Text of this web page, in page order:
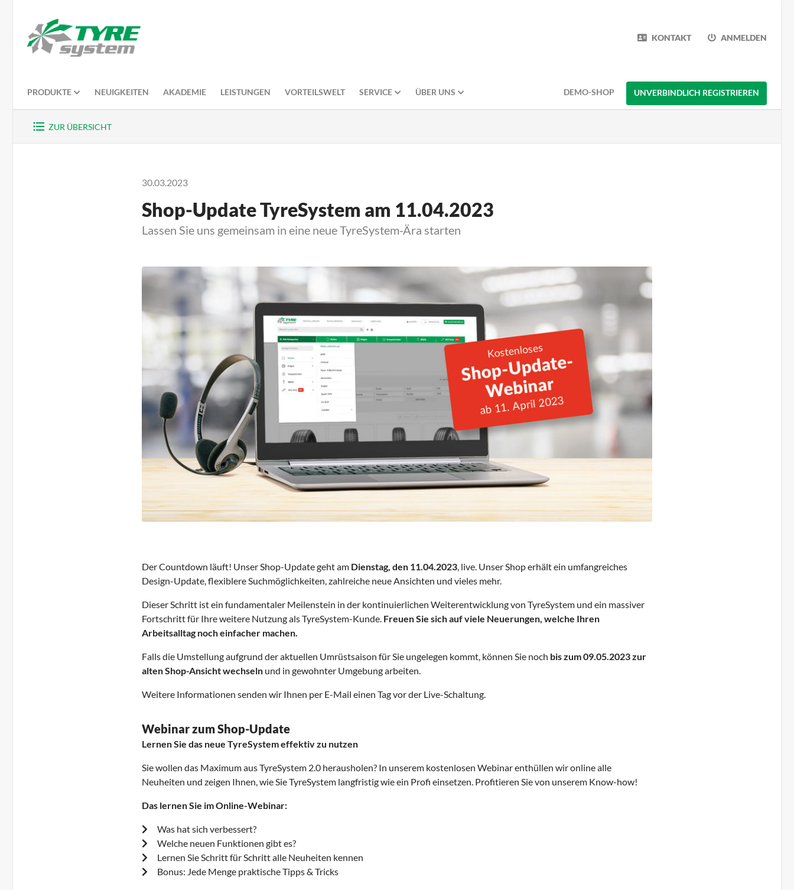
KONTAKT ANMELDEN
PRODUKTE NEUIGKEITEN AKADEMIE LEISTUNGEN VORTEILSWELT SERVICE ÜBER UNS DEMO-SHOP UNVERBINDLICH REGISTRIEREN
ZUR ÜBERSICHT
30.03.2023
Shop-Update TyreSystem am 11.04.2023
Lassen Sie uns gemeinsam in eine neue TyreSystem-Ära starten
Der Countdown läuft! Unser Shop-Update geht am Dienstag, den 11.04.2023, live. Unser Shop erhält ein umfangreiches
Design-Update, flexiblere Suchmöglichkeiten, zahlreiche neue Ansichten und vieles mehr.
Dieser Schritt ist ein fundamentaler Meilenstein in der kontinuierlichen Weiterentwicklung von TyreSystem und ein massiver
Fortschritt für Ihre weitere Nutzung als TyreSystem-Kunde. Freuen Sie sich auf viele Neuerungen, welche Ihren
Arbeitsalltag noch einfacher machen.
Falls die Umstellung aufgrund der aktuellen Umrüstsaison für Sie ungelegen kommt, können Sie noch bis zum 09.05.2023 zur
alten Shop-Ansicht wechseln und in gewohnter Umgebung arbeiten.
Weitere Informationen senden wir Ihnen per E-Mail einen Tag vor der Live-Schaltung.
Webinar zum Shop-Update
Lernen Sie das neue TyreSystem effektiv zu nutzen
Sie wollen das Maximum aus TyreSystem 2.0 herausholen? In unserem kostenlosen Webinar enthüllen wir online alle
Neuheiten und zeigen Ihnen, wie Sie TyreSystem langfristig wie ein Profi einsetzen. Profitieren Sie von unserem Know-how!
Das lernen Sie im Online-Webinar:
Was hat sich verbessert?
Welche neuen Funktionen gibt es?
Lernen Sie Schritt für Schritt alle Neuheiten kennen
Bonus: Jede Menge praktische Tipps & Tricks